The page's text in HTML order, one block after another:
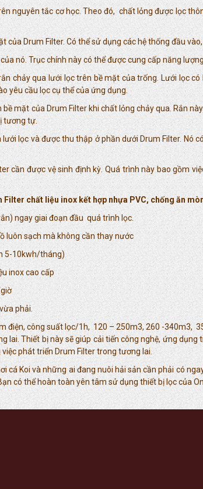
nguyên tắc cơ học. Theo đó, chất lỏng được lọc
Drum Filter. Có thể sử dụng các hệ thống đầu
nó. Trục chính này có thể được cung cấp năng
chảy qua lưới lọc trên bề mặt của trống. Lưới lọc
yêu cầu lọc cụ thể của ứng dụng.
mặt của Drum Filter khi chất lỏng chảy qua. Rắn
tương tự.
lọc và được thu thập ở phần dưới Drum Filter. Nó
cần được vệ sinh định kỳ. Quá trình này bao gồm
chất liệu inox kết hợp nhựa PVC, chống ăn
ngay giai đoạn đầu quá trình lọc.
luôn sạch mà không cần thay nước
5-10kwh/tháng)
inox cao cấp
phải.
điện, công suất lọc/1h, 120 – 250m3, 260 -
lai. Thiết bị này sẽ giúp cải tiến công nghệ, ứng
phát triển Drum Filter trong tương lai.
cá Koi và những ai đang nuôi hải sản cần phải có
có thể hoàn toàn yên tâm sử dụng thiết bị lọc của